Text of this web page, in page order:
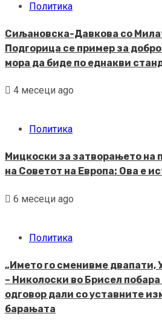
Политика
Сиљановска-Давкова со
Подгорица се пример за
мора да биде по еднакви
4 месеци ago
Политика
Мицкоски за затворањето на
на Советот на Европа: Ова е
6 месеци ago
Политика
„Името го сменивме двапати,
– Николоски во Брисел
одговор дали со уставните
барањата